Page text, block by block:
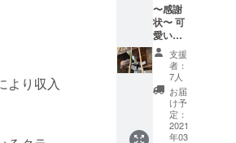
より収入
〜感謝
状〜 可
愛いお
馬さん
の ポス
トカー
ドに
メッ
セージ
を 加え
てお送
支援
者：
7人
お届
け予
定：
2021
年03